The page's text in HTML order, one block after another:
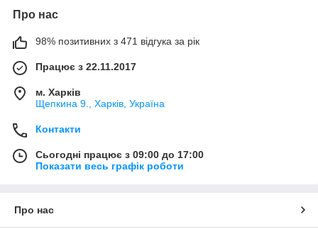
Про нас
98% позитивних з 471 відгука за рік
Працює з 22.11.2017
м. Харків
Щепкина 9., Харків, Україна
Контакти
Сьогодні працює з 09:00 до 17:00
Показати весь графік роботи
Про нас